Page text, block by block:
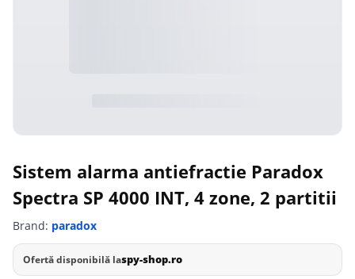
Sistem alarma antiefractie Paradox
Spectra SP 4000 INT, 4 zone, 2 partitii
Brand: paradox
Ofertă disponibilă laspy-shop.ro